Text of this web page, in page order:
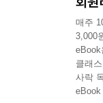
영양
비타
이 책
여전
4장
매주
3,000
클래
사락